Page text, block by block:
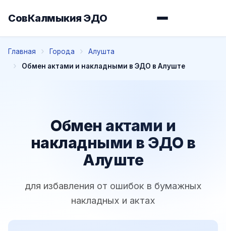
СовКалмыкия ЭДО
Главная Города
Алушта
Обмен актами и накладными в ЭДО в Алуште
Обмен актами и
накладными в ЭДО в
Алуште
для избавления от ошибок в бумажных
накладных и актах